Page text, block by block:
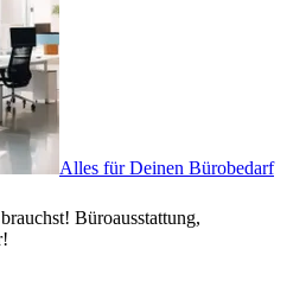
Alles für Deinen Bürobedarf
Büroausstattung,